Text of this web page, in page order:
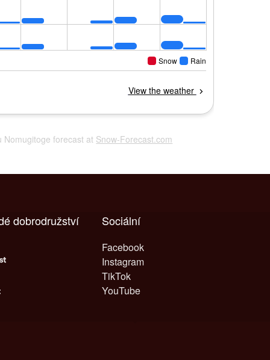
Nomugitoge forecast at Snow-Forecast.com
Sociální
Facebook
Instagram
TikTok
YouTube
dobrodružství